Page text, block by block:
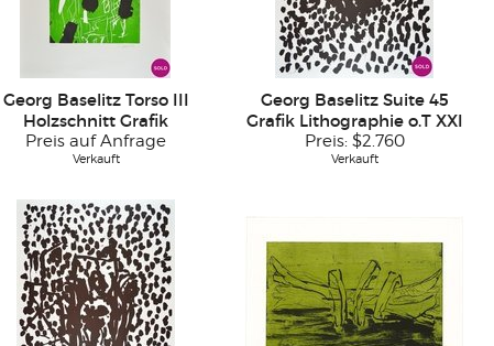
Georg Baselitz Torso III
Holzschnitt Grafik
Preis auf Anfrage
Verkauft
Georg Baselitz Suite 45
Grafik Lithographie o.T XXI
Preis: $2.760
Verkauft